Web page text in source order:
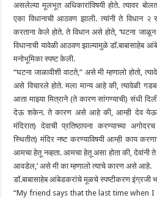
असलेल्या मूलभूत अधिकारांविषयी होते. त्यावर
एका विधानाची आठवण झाली. त्यांनी ते विधान
करताना केले होते. ते विधान असे होते, ‘घटना जाळून
विधानाची यावेळी आठवण झाल्यामुळे डाॅ.बाबासाहेब
मनोभूमिका स्पष्ट केली.
“घटना जाळावीशी वाटते,” असे मी म्हणालो होतो,
असे विचारले होते. मला मान्य आहे की, त्यावेळी
आता माझ्या मित्राने (ते कारण सांगण्याची) संधी
देऊ शकेन. ते कारण असे आहे की, आम्ही देव येऊन
मंदिरात) देवाची प्रतिष्ठापना करण्याच्या
स्थितीत) मंदिर नष्ट करण्याविषयी आम्ही काय
आमचा हेतू नव्हता. आमचा हेतू असा होता की, देवांनी ते
आवडेल,’ असे मी का म्हणालो त्याचे कारण असे आहे.
डाॅ.बाबासाहेब आंबेडकरांचे मूळचे स्पष्टीकरण इंग्रजी
“My friend says that the last time when